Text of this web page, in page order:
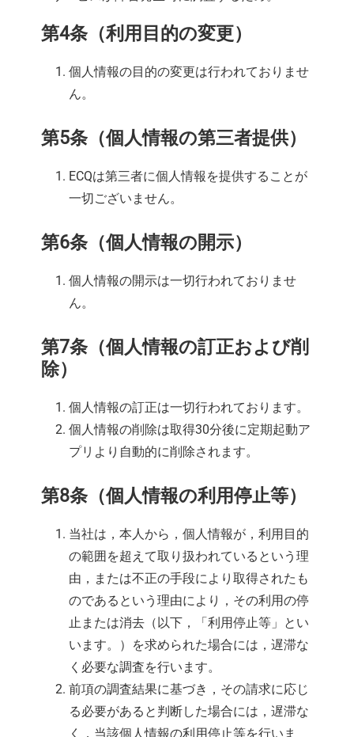
第4条（利用目的の変更）
個人情報の目的の変更は行われておりませ
ん。
第5条（個人情報の第三者提供）
ECQは第三者に個人情報を提供することが
一切ございません。
第6条（個人情報の開示）
個人情報の開示は一切行われておりませ
ん。
第7条（個人情報の訂正および削
除）
個人情報の訂正は一切行われております。
個人情報の削除は取得30分後に定期起動ア
プリより自動的に削除されます。
第8条（個人情報の利用停止等）
当社は，本人から，個人情報が，利用目的
の範囲を超えて取り扱われているという理
由，または不正の手段により取得されたも
のであるという理由により，その利用の停
止または消去（以下，「利用停止等」とい
います。）を求められた場合には，遅滞な
く必要な調査を行います。
前項の調査結果に基づき，その請求に応じ
る必要があると判断した場合には，遅滞な
く，当該個人情報の利用停止等を行いま